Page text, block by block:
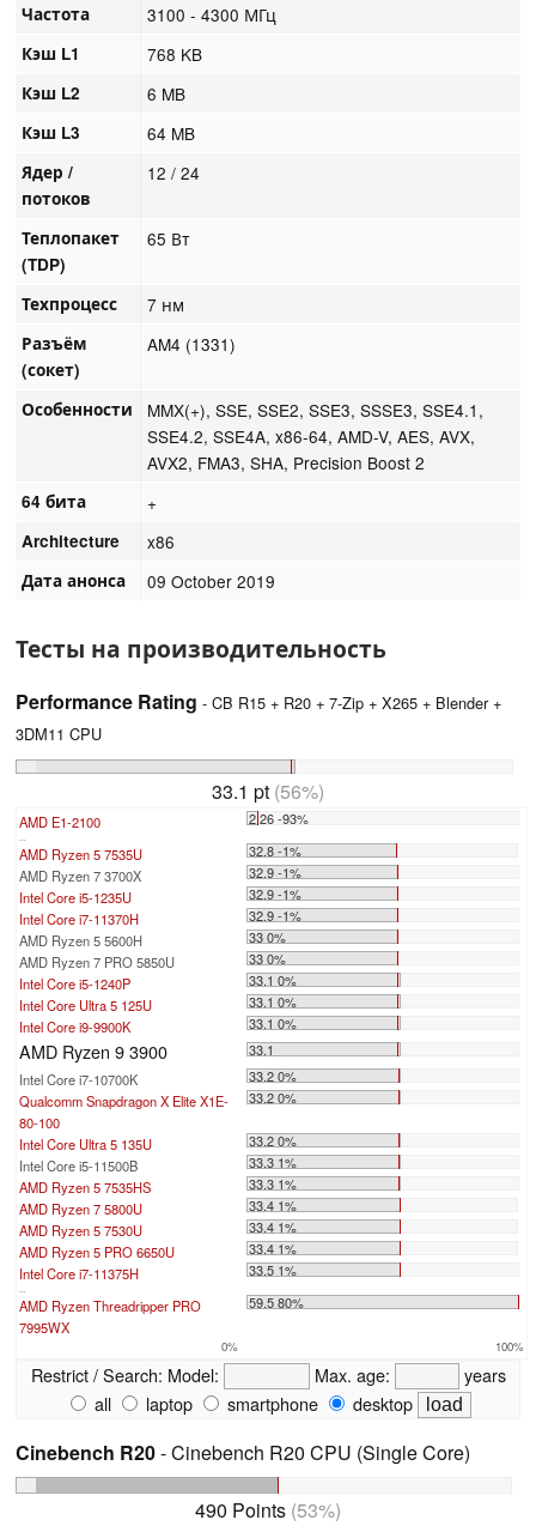
Частота 3100 - 4300 МГц
Кэш L1 768 KB
Кэш L2 6 MB
Кэш L3 64 MB
Ядер /
потоков
12 / 24
Теплопакет
(TDP)
65 Вт
Техпроцесс 7 нм
Разъём
(сокет)
AM4 (1331)
Особенности
MMX(+), SSE, SSE2, SSE3, SSSE3, SSE4.1,
SSE4.2, SSE4A, x86-64, AMD-V, AES, AVX,
AVX2, FMA3, SHA, Precision Boost 2
64 бита +
Architecture x86
Дата анонса 09 October 2019
Тесты на производительность
Performance Rating - CB R15 + R20 + 7-Zip + X265 + Blender +
3DM11 CPU
33.1 pt (56%)
AMD E1-2100 2.26 -93%
AMD Ryzen 5 7535U
32.8 -1%
AMD Ryzen 7 3700X
32.9 -1%
Intel Core i5-1235U
32.9 -1%
Intel Core i7-11370H
32.9 -1%
AMD Ryzen 5 5600H
33 0%
AMD Ryzen 7 PRO 5850U
33 0%
Intel Core i5-1240P
33.1 0%
Intel Core Ultra 5 125U
33.1 0%
Intel Core i9-9900K
33.1 0%
AMD Ryzen 9 3900
33.1
Intel Core i7-10700K
33.2 0%
Qualcomm Snapdragon X Elite X1E-
80-100
33.2 0%
Intel Core Ultra 5 135U
33.2 0%
Intel Core i5-11500B
33.3 1%
AMD Ryzen 5 7535HS
33.3 1%
AMD Ryzen 7 5800U
33.4 1%
AMD Ryzen 5 7530U
33.4 1%
AMD Ryzen 5 PRO 6650U
33.4 1%
Intel Core i7-11375H
33.5 1%
AMD Ryzen Threadripper PRO
7995WX
59.5 80%
0% 100%
Restrict / Search: Model: Max. age:
years
all
laptop smartphone desktop
Cinebench R20- Cinebench R20 CPU (Single Core)
490 Points (53%)